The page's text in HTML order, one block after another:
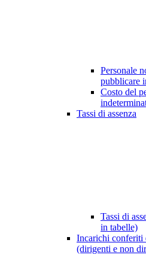
Personale
pubblicare
Costo del
Tassi di assenza
Tassi di
in tabelle)
Incarichi conferiti
(dirigenti e non